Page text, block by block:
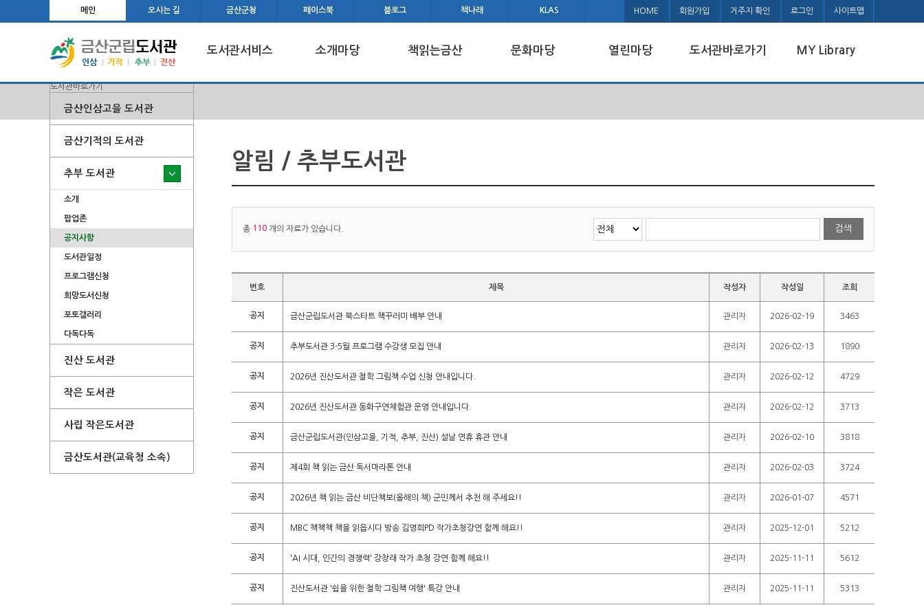
메인 오시는 길 금산군청 페이스북 블로그 책나래 KLAS HOME 회원가입 거주지 확인 로그인 사이트맵
도서관서비스 소개마당 책읽는금산 문화마당 열린마당 도서관바로가기 MY Library
도서관바로가기
금산인삼고을 도서관
금산기적의 도서관
추부 도서관
소개
팝업존
공지사항
도서관일정
프로그램신청
희망도서신청
포토갤러리
다독다독
진산 도서관
작은 도서관
사립 작은도서관
금산도서관(교육청 소속)
알림 / 추부도서관
총 110 개의 자료가 있습니다.
번호 제목 작성자 작성일 조회
공지 금산군립도서관 북스타트 책꾸러미 배부 안내 관리자 2026-02-19 3463
공지 추부도서관 3-5월 프로그램 수강생 모집 안내 관리자 2026-02-13 1890
공지 2026년 진산도서관 철학 그림책 수업 신청 안내입니다. 관리자 2026-02-12 4729
공지 2026년 진산도서관 동화구연체험관 운영 안내입니다. 관리자 2026-02-12 3713
공지 금산군립도서관(인삼고을, 기적, 추부, 진산) 설날 연휴 휴관 안내 관리자 2026-02-10 3818
공지 제4회 책 읽는 금산 독서마라톤 안내 관리자 2026-02-03 3724
공지 2026년 책 읽는 금산 비단책보(올해의 책) 군민께서 추천 해 주세요!! 관리자 2026-01-07 4571
공지 MBC 책책책 책을 읽읍시다 방송 김영희PD 작가초청강연 함께 해요!! 관리자 2025-12-01 5212
공지 'AI 시대, 인간의 경쟁력' 강창래 작가 초청 강연 함께 해요!! 관리자 2025-11-11 5612
공지 진산도서관 '쉼을 위한 철학 그림책 여행' 특강 안내 관리자 2025-11-11 5313